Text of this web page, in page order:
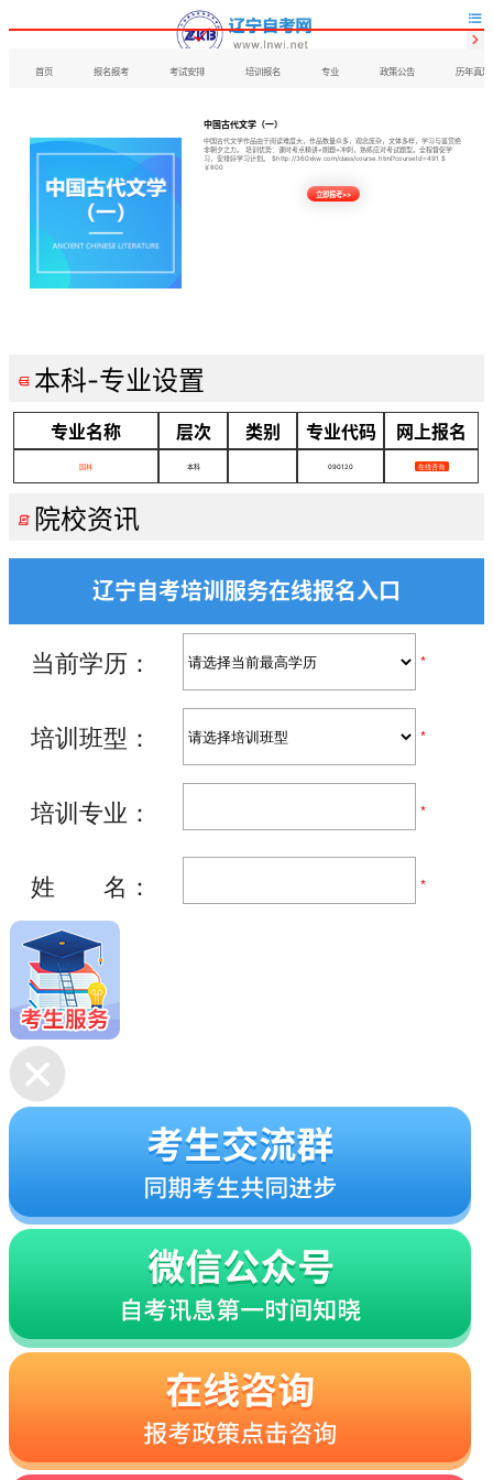

首页 报名报考 考试安排 培训报名 专业 政策公告 历年真题

中国古代文学（一）
中国古代文学作品由于阅读难度大，作品数量众多，观念庞杂，文体多样，学习与鉴赏绝
非朝夕之力。 培训优势：课时考点精讲+刷题+冲刺，熟练应对考试题型。全程督促学
习，安排好学习计划。 $http://360xkw.com/class/course.html?courseId=491 $
￥800
立即报考>>
 本科-专业设置
专业名称 层次 类别 专业代码 网上报名
园林 本科 090120 在线咨询
 院校资讯
辽宁自考培训服务在线报名入口